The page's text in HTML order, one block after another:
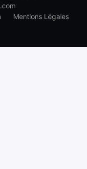
Mentions Légales